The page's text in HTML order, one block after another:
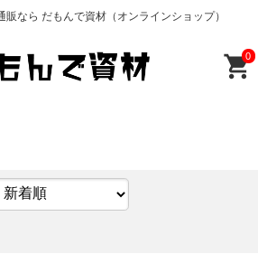
なら だもんで資材（オンラインショップ）
0